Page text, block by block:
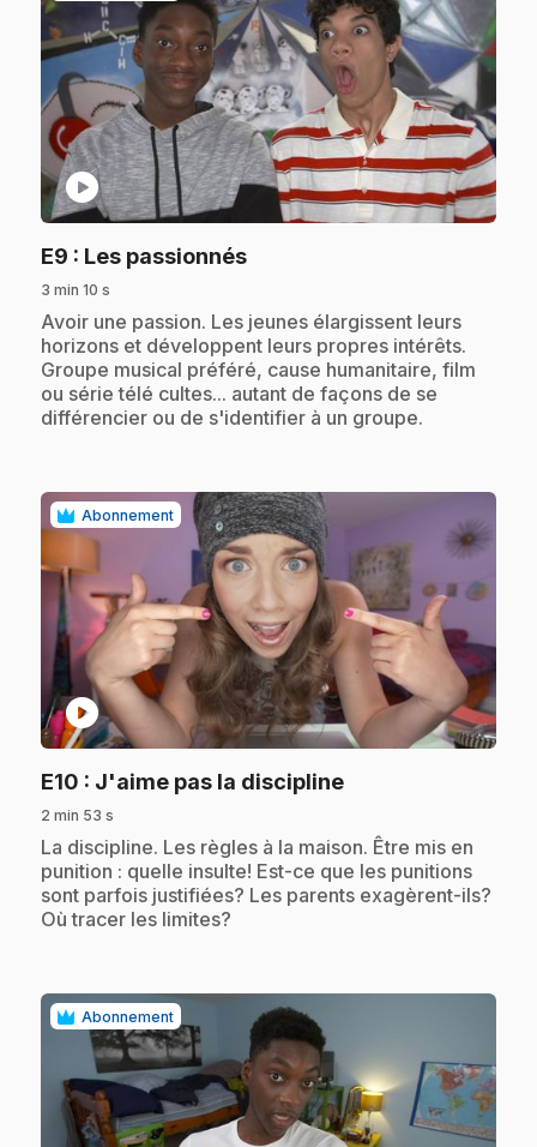
play_circle
E9 : Les passionnés.
3 min 10 s
.Avoir une passion. Les jeunes élargissent leurs
horizons et développent leurs propres intérêts.
Groupe musical préféré, cause humanitaire, film
ou série télé cultes... autant de façons de se
différencier ou de s'identifier à un groupe.
Abonnement
play_circle
E10 : J'aime pas la discipline.
2 min 53 s
.La discipline. Les règles à la maison. Être mis en
punition : quelle insulte! Est-ce que les punitions
sont parfois justifiées? Les parents exagèrent-ils?
Où tracer les limites?
Abonnement